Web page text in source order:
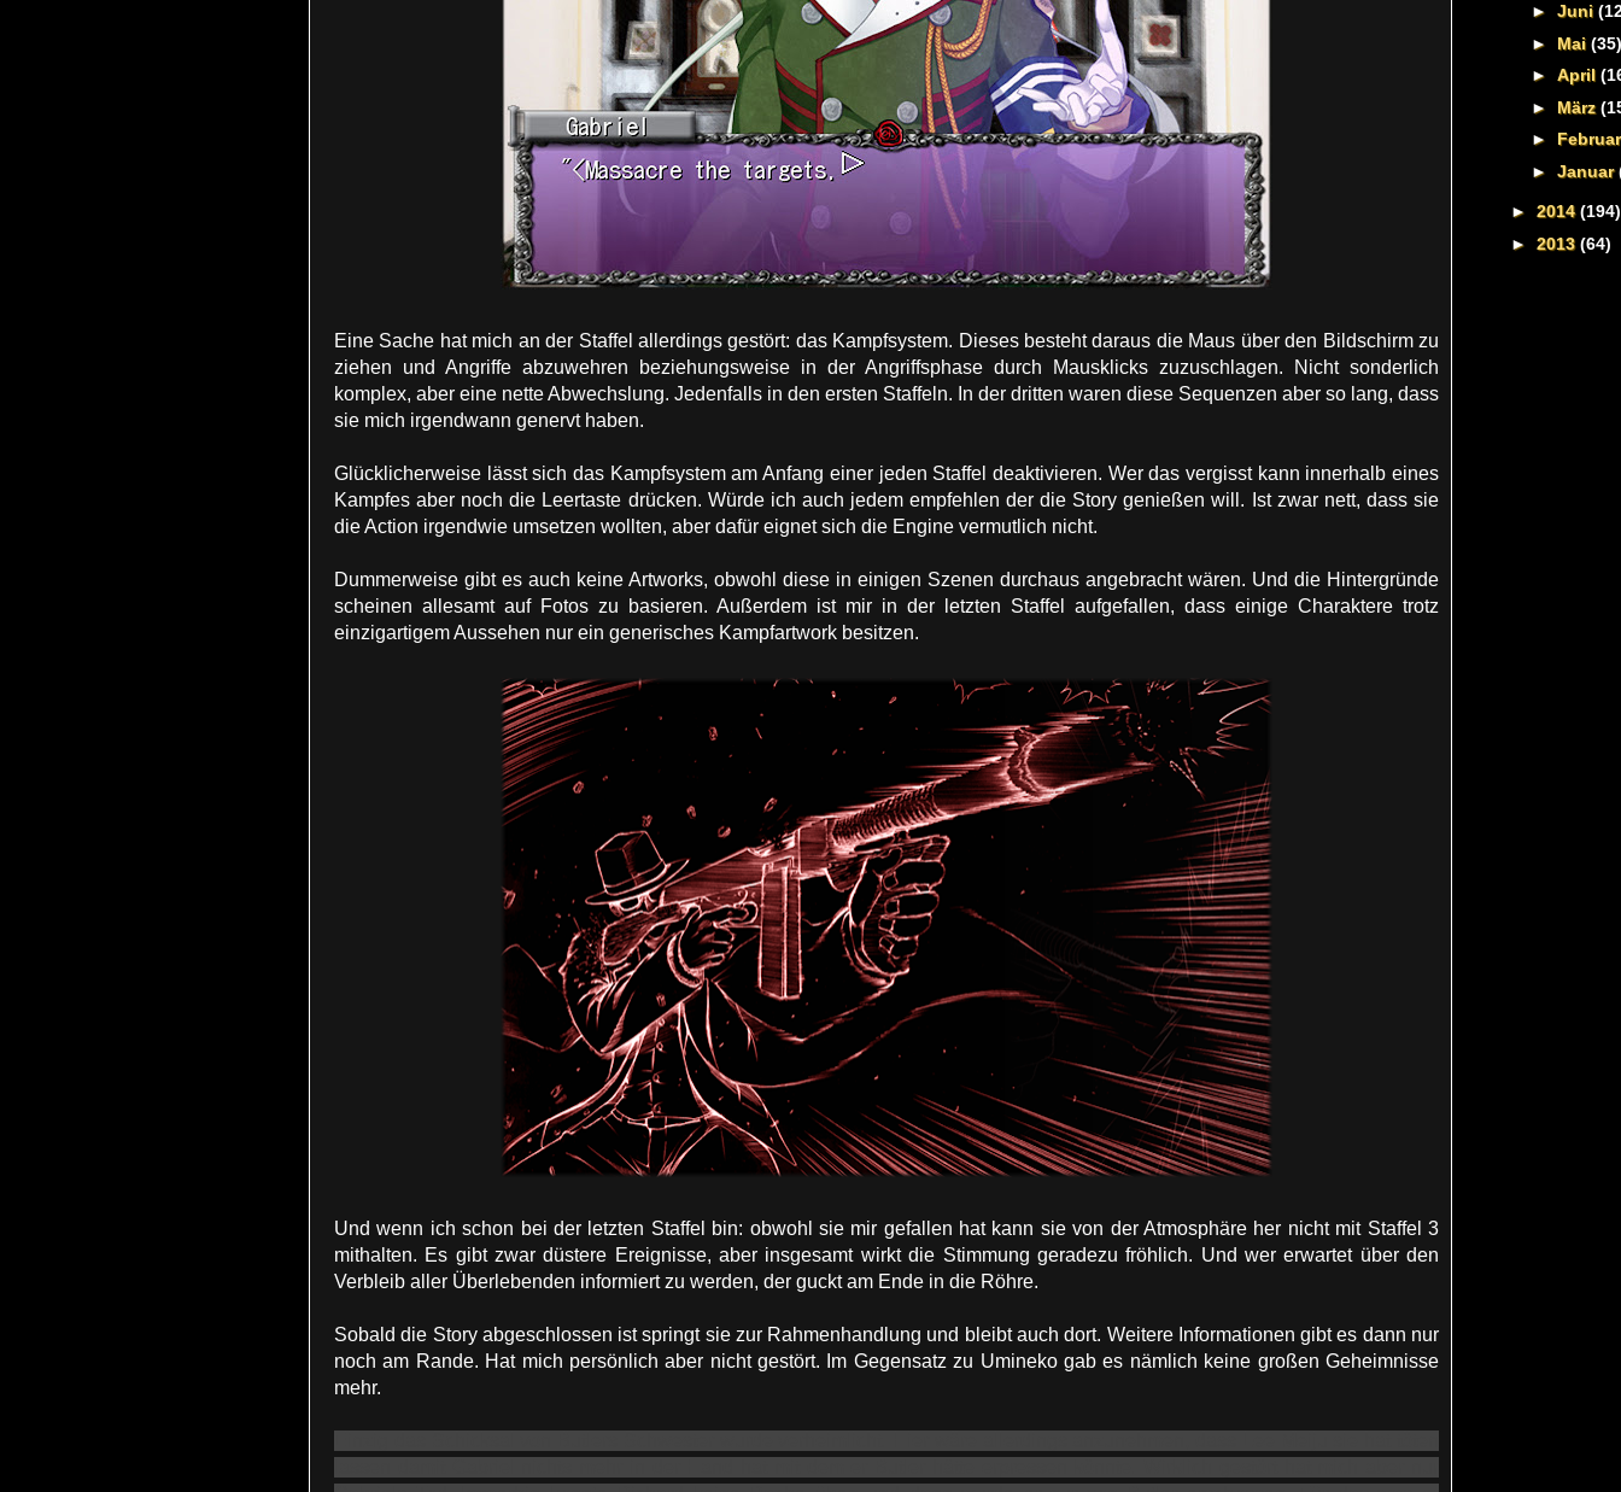
Eine Sache hat mich an der Staffel allerdings gestört: das Kampfsystem. Dieses besteht daraus die Maus über den Bildschirm zu
ziehen und Angriffe abzuwehren beziehungsweise in der Angriffsphase durch Mausklicks zuzuschlagen. Nicht sonderlich
komplex, aber eine nette Abwechslung. Jedenfalls in den ersten Staffeln. In der dritten waren diese Sequenzen aber so lang, dass
sie mich irgendwann genervt haben.
Glücklicherweise lässt sich das Kampfsystem am Anfang einer jeden Staffel deaktivieren. Wer das vergisst kann innerhalb eines
Kampfes aber noch die Leertaste drücken. Würde ich auch jedem empfehlen der die Story genießen will. Ist zwar nett, dass sie
die Action irgendwie umsetzen wollten, aber dafür eignet sich die Engine vermutlich nicht.
Dummerweise gibt es auch keine Artworks, obwohl diese in einigen Szenen durchaus angebracht wären. Und die Hintergründe
scheinen allesamt auf Fotos zu basieren. Außerdem ist mir in der letzten Staffel aufgefallen, dass einige Charaktere trotz
einzigartigem Aussehen nur ein generisches Kampfartwork besitzen.
Und wenn ich schon bei der letzten Staffel bin: obwohl sie mir gefallen hat kann sie von der Atmosphäre her nicht mit Staffel 3
mithalten. Es gibt zwar düstere Ereignisse, aber insgesamt wirkt die Stimmung geradezu fröhlich. Und wer erwartet über den
Verbleib aller Überlebenden informiert zu werden, der guckt am Ende in die Röhre.
Sobald die Story abgeschlossen ist springt sie zur Rahmenhandlung und bleibt auch dort. Weitere Informationen gibt es dann nur
noch am Rande. Hat mich persönlich aber nicht gestört. Im Gegensatz zu Umineko gab es nämlich keine großen Geheimnisse
mehr.
► Juni
► Mai (35)
► April
► März
►
► Januar
► 2014(194)
► 2013(64)